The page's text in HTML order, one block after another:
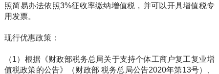
照简易办法依照3%征收率缴纳增值税，并可以开具增值税专
用发票。
现行优惠政策：
（1）根据《财政部税务总局关于支持个体工商户复工复业增
值税政策的公告》（财政部 税务总局公告2020年第13号）、